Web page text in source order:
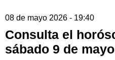
08 de mayo 2026 - 19:40
Consulta el
sábado 9 de mayo